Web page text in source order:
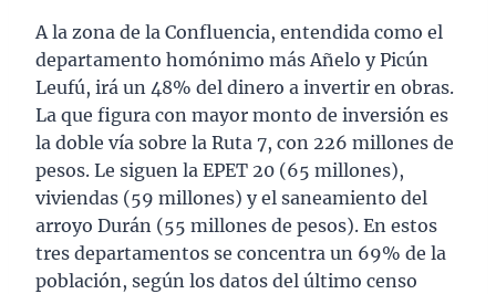
A la zona de la Confluencia, entendida como el
departamento homónimo más Añelo y Picún
Leufú, irá un 48% del dinero a invertir en obras.
La que figura con mayor monto de inversión es
la doble vía sobre la Ruta 7, con 226 millones de
pesos. Le siguen la EPET 20 (65 millones),
viviendas (59 millones) y el saneamiento del
arroyo Durán (55 millones de pesos). En estos
tres departamentos se concentra un 69% de la
población, según los datos del último censo